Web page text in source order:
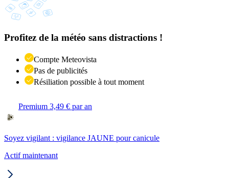
Profitez de la météo sans distractions !
Compte Meteovista
Pas de publicités
Résiliation possible à tout moment
Premium 3,49 € par an
Soyez vigilant : vigilance JAUNE pour canicule
Actif maintenant